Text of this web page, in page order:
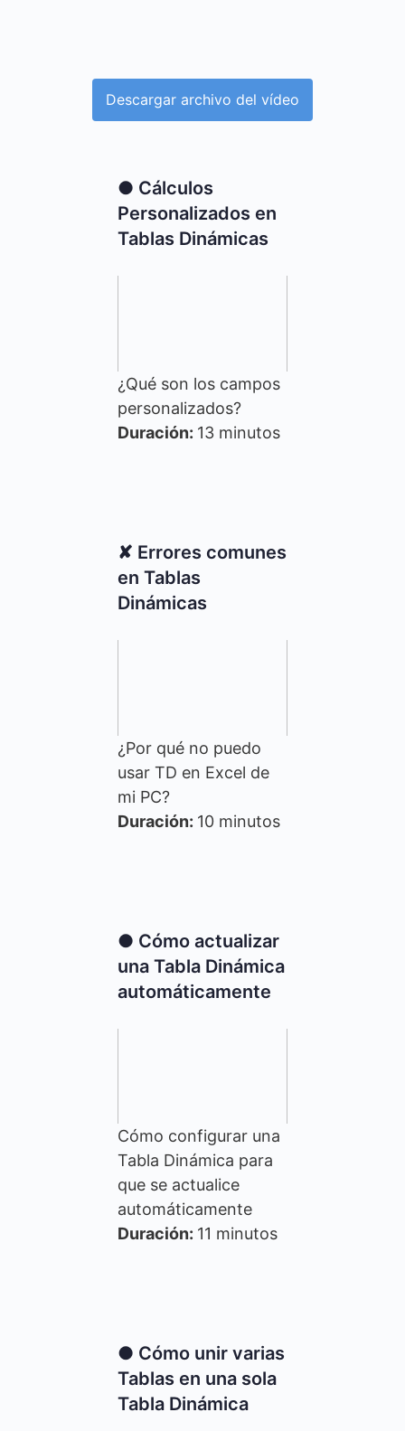
Descargar archivo del vídeo
● Cálculos
Personalizados en
Tablas Dinámicas
¿Qué son los campos
personalizados?
Duración: 13 minutos
✘ Errores comunes
en Tablas
Dinámicas
¿Por qué no puedo
usar TD en Excel de
mi PC?
Duración: 10 minutos
● Cómo actualizar
una Tabla Dinámica
automáticamente
Cómo configurar una
Tabla Dinámica para
que se actualice
automáticamente
Duración: 11 minutos
● Cómo unir varias
Tablas en una sola
Tabla Dinámica